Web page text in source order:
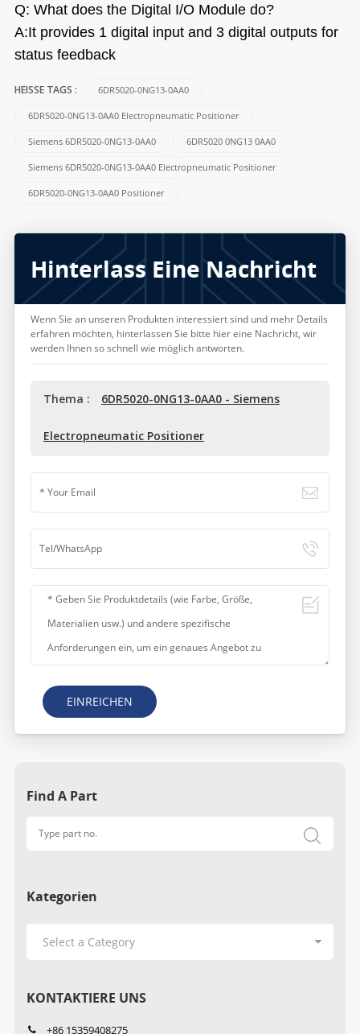
Q: What does the Digital I/O Module do?
A:It provides 1 digital input and 3 digital outputs for
status feedback
HEISSE TAGS : 6DR5020-0NG13-0AA0
6DR5020-0NG13-0AA0 Electropneumatic Positioner
Siemens 6DR5020-0NG13-0AA0 6DR5020 0NG13 0AA0
Siemens 6DR5020-0NG13-0AA0 Electropneumatic Positioner
6DR5020-0NG13-0AA0 Positioner
Hinterlass Eine Nachricht
Wenn Sie an unseren Produkten interessiert sind und mehr Details
erfahren möchten, hinterlassen Sie bitte hier eine Nachricht, wir
werden Ihnen so schnell wie möglich antworten.
Thema : 6DR5020-0NG13-0AA0 - Siemens
Electropneumatic Positioner
EINREICHEN
Find A Part
Kategorien
KONTAKTIERE UNS
+86 15359408275